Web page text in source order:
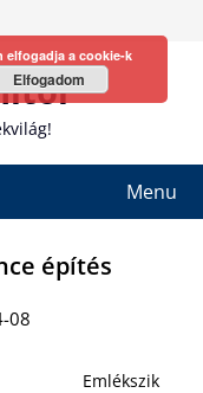
Menu
építés
08
Emlékszik
elfogadja a cookie-k
Elfogadom